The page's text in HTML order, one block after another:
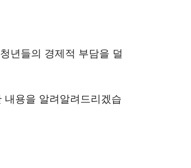
년들의 경제적 부담을 덜
용을 알려알려드리겠습